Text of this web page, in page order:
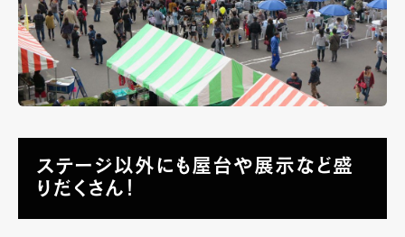
ステージ以外にも屋台や展示など盛
りだくさん！